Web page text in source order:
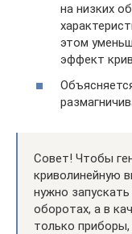
на низких
этом
эффект
Совет! Чтобы
криволинейную
нужно
оборотах, а в
только приборы,